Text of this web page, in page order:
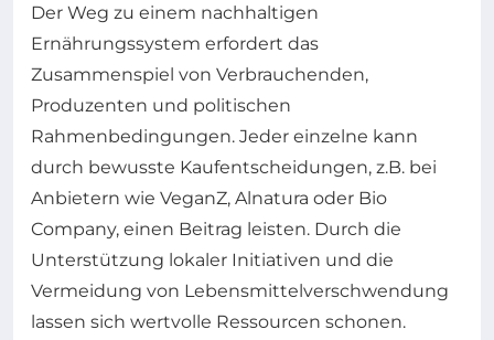
Der Weg zu einem nachhaltigen
Ernährungssystem erfordert das
Zusammenspiel von Verbrauchenden,
Produzenten und politischen
Rahmenbedingungen. Jeder einzelne kann
durch bewusste Kaufentscheidungen, z.B. bei
Anbietern wie VeganZ, Alnatura oder Bio
Company, einen Beitrag leisten. Durch die
Unterstützung lokaler Initiativen und die
Vermeidung von Lebensmittelverschwendung
lassen sich wertvolle Ressourcen schonen.